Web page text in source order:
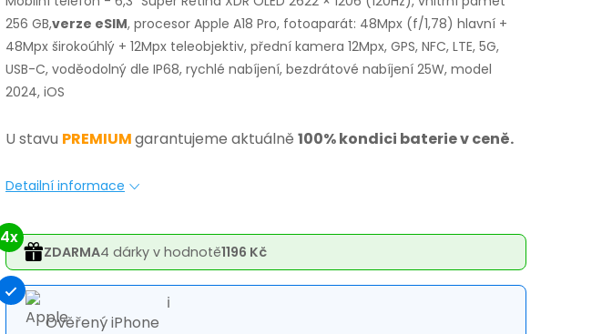
256 GB,verze eSIM, procesor Apple A18 Pro, fotoaparát: 48Mpx (f/1,78) hlavní +
48Mpx širokoúhlý + 12Mpx teleobjektiv, přední kamera 12Mpx, GPS, NFC, LTE, 5G,
USB-C, voděodolný dle IP68, rychlé nabíjení, bezdrátové nabíjení 25W, model
2024, iOS
U stavu PREMIUMgarantujeme aktuálně 100% kondici baterie v ceně.
Detailní informace
4x
ZDARMA4 dárky v hodnotě1196 Kč
Ověřený iPhone
ℹ